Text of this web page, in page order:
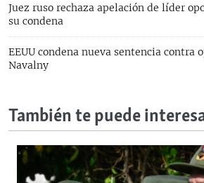
Juez ruso rechaza apelación de líder
su condena
EEUU condena nueva sentencia contra
Navalny
También te puede